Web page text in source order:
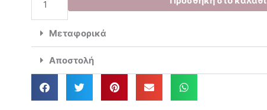
Νεογέννητο
067
Sunny
ποσότητα
Μεταφορικά
Αποστολή